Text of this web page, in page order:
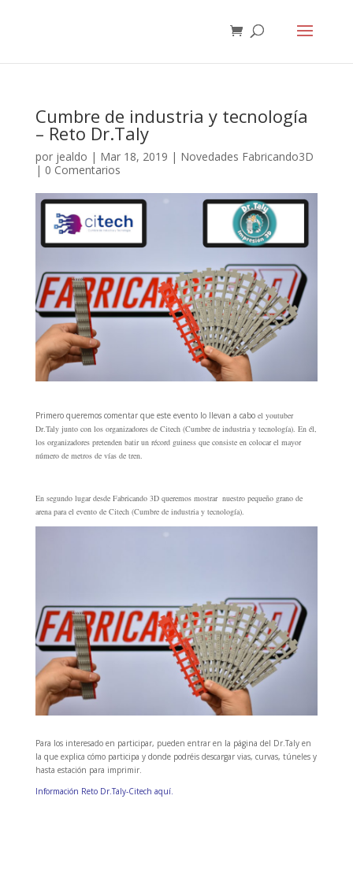
Cumbre de industria y tecnología
– Reto Dr.Taly
por jealdo | Mar 18, 2019 | Novedades Fabricando3D
| 0 Comentarios
Primero queremos comentar que este evento lo llevan a cabo el youtuber
Dr.Taly junto con los organizadores de Citech (Cumbre de industria y tecnología). En él,
los organizadores pretenden batir un récord guiness que consiste en colocar el mayor
número de metros de vías de tren.
En segundo lugar desde Fabricando 3D queremos mostrar nuestro pequeño grano de
arena para el evento de Citech (Cumbre de industria y tecnología).
Para los interesado en participar, pueden entrar en la página del Dr.Taly en
la que explica cómo participa y donde podréis descargar vias, curvas, túneles y
hasta estación para imprimir.
Información Reto Dr.Taly-Citech aquí.